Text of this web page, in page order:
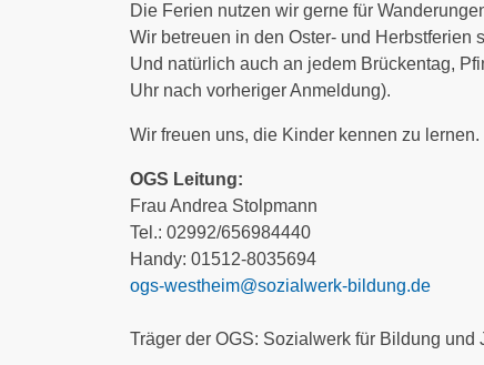
Die Ferien nutzen wir gerne für
Wir betreuen in den Oster- und Herbstferien
Und natürlich auch an jedem Brückentag,
Uhr nach vorheriger Anmeldung).
Wir freuen uns, die Kinder kennen zu lernen.
OGS Leitung:
Frau Andrea Stolpmann
Tel.: 02992/656984440
Handy: 01512-8035694
ogs-westheim@sozialwerk-bildung.de
Träger der OGS: Sozialwerk für Bildung und